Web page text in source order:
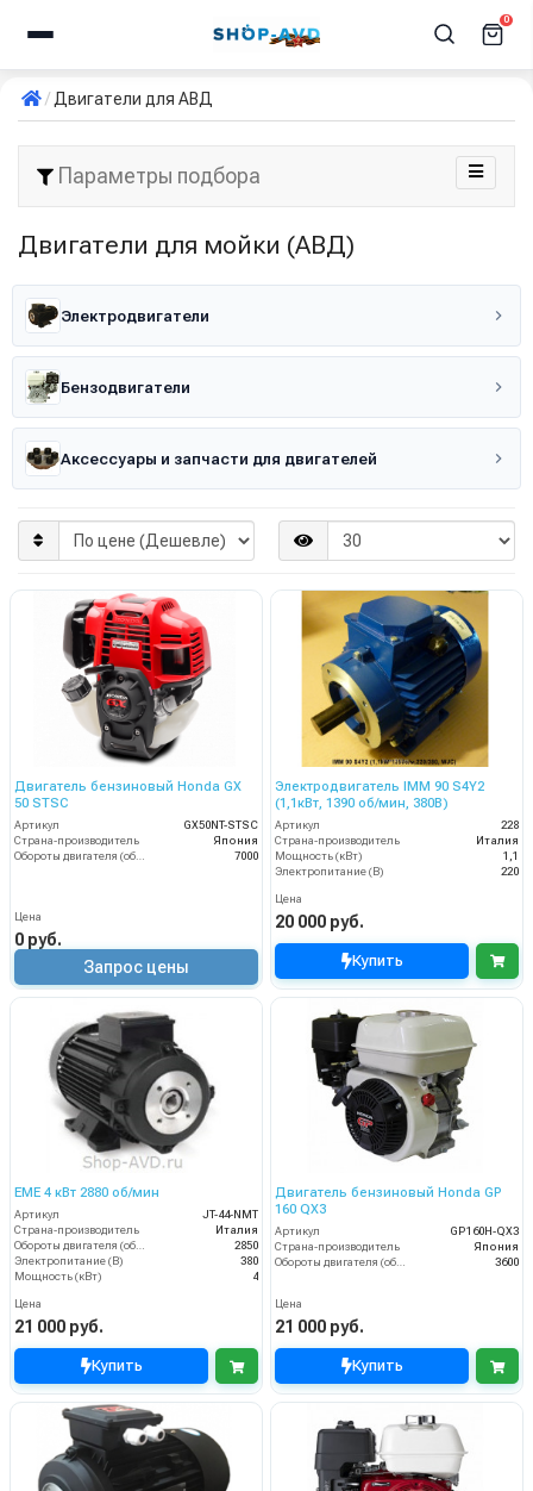
0
Двигатели для АВД
Параметры подбора
Двигатели для мойки (АВД)
Электродвигатели
Бензодвигатели
Аксессуары и запчасти для двигателей
Двигатель бензиновый Honda GX
50 STSC
Артикул
GX50NT-STSC
Страна-производитель
Япония
7000
Цена
0 руб.
Запрос цены
Электродвигатель IMM 90 S4Y2
(1,1кВт, 1390 об/мин, 380В)
Артикул
228
Страна-производитель
Италия
Мощность (кВт)
1,1
Электропитание (В)
220
Цена
20 000 руб.
Купить
EME 4 кВт 2880 об/мин
Артикул
JT-44-NMT
Страна-производитель
Италия
Обороты двигателя (об/мин)
2850
Электропитание (В)
380
Мощность (кВт)
4
Цена
21 000 руб.
Купить
Двигатель бензиновый Honda GP
160 QX3
Артикул
GP160H-QX3
Страна-производитель
Япония
Обороты двигателя (об/мин)
3600
Цена
21 000 руб.
Купить